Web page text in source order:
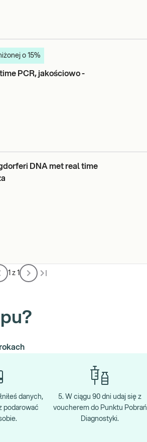
o 15%
PCR, jakościowo -
DNA met real time
1 z 1
danych,
podarować
5. W ciągu 90 dni udaj się z
voucherem do Punktu Pobrań
Diagnostyki.